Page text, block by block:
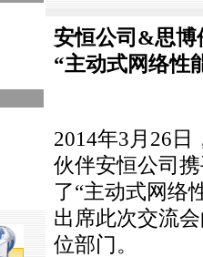
安恒公司&思博
“主动式网络性
2014年3月26
伙伴安恒公司
了“主动式网络
出席此次交流
位部门。